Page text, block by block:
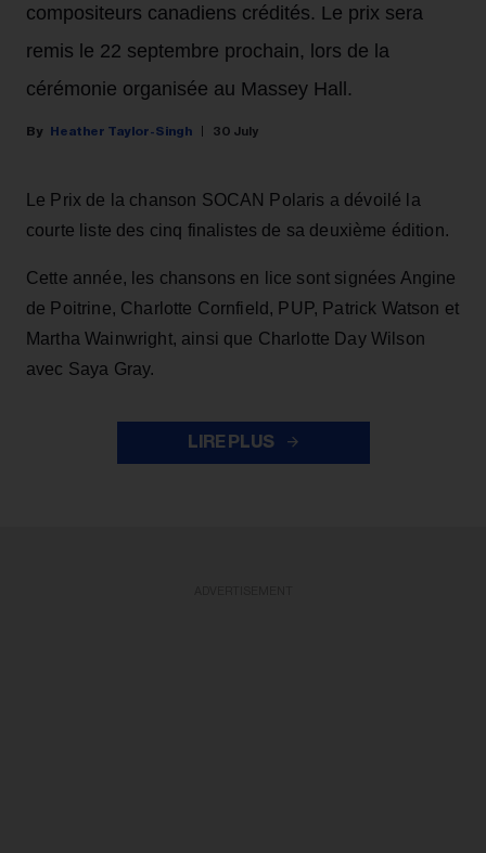
compositeurs canadiens crédités. Le prix sera
remis le 22 septembre prochain, lors de la
cérémonie organisée au Massey Hall.
Heather Taylor-Singh 30 July
Le Prix de la chanson SOCAN Polaris a dévoilé la
courte liste des cinq finalistes de sa deuxième édition.
Cette année, les chansons en lice sont signées Angine
de Poitrine, Charlotte Cornfield, PUP, Patrick Watson et
Martha Wainwright, ainsi que Charlotte Day Wilson
avec Saya Gray.
LIRE PLUS